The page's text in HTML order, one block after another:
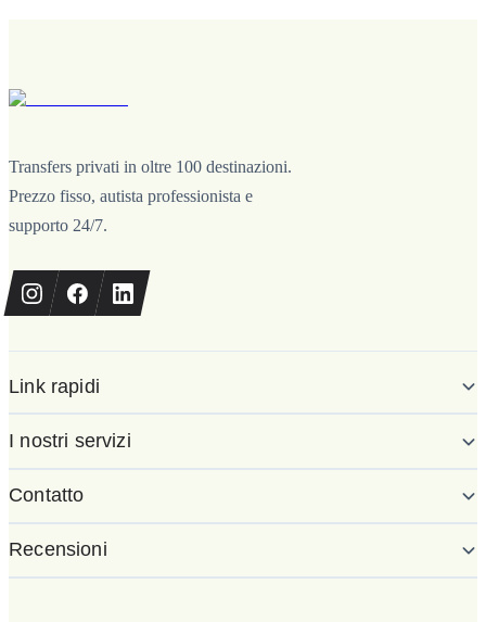
Transfers privati in oltre 100 destinazioni.
Prezzo fisso, autista professionista e
supporto 24/7.
Link rapidi
I nostri servizi
Contatto
Recensioni